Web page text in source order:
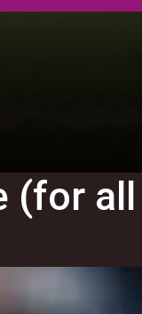
(for all